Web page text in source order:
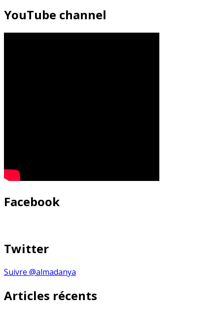
YouTube channel
Facebook
Twitter
Suivre @almadanya
Articles récents